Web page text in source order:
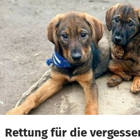
Zum Hauptinhalt springen
Erklärung zur Barrierefreiheit anzeigen
Rettung für die